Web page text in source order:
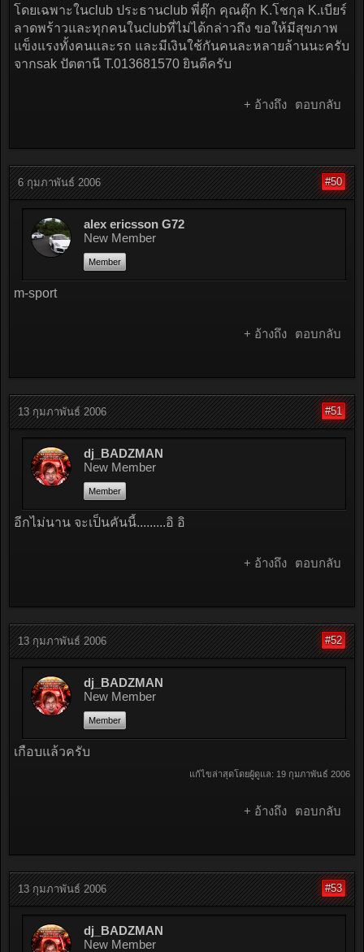
โดยเฉพาะในclub ประธานclub พี่ตุ๊ก คุณตุ๊ก K.โชกุล K.เบียร์
ลาดพร้าวและทุกคนในclubที่ไม่ได้กล่าวถึง ขอให้มีสุขภาพ
แข็งแรงทั้งคนและรถ และมีเงินใช้กันคนละหลายล้านนะครับ
จากsak ปัตตานี T.013681570 ยินดีครับ
+ อ้างถึง ตอบกลับ
6 กุมภาพันธ์ 2006 #50
alex ericsson G72
New Member
Member
m-sport
+ อ้างถึง ตอบกลับ
13 กุมภาพันธ์ 2006 #51
dj_BADZMAN
New Member
Member
อีกไม่นาน จะเป็นคันนี้.........อิ อิ
+ อ้างถึง ตอบกลับ
13 กุมภาพันธ์ 2006 #52
dj_BADZMAN
New Member
Member
เกือบแล้วครับ
แก้ไขล่าสุดโดยผู้ดูแล: 19 กุมภาพันธ์ 2006
+ อ้างถึง ตอบกลับ
13 กุมภาพันธ์ 2006 #53
dj_BADZMAN
New Member